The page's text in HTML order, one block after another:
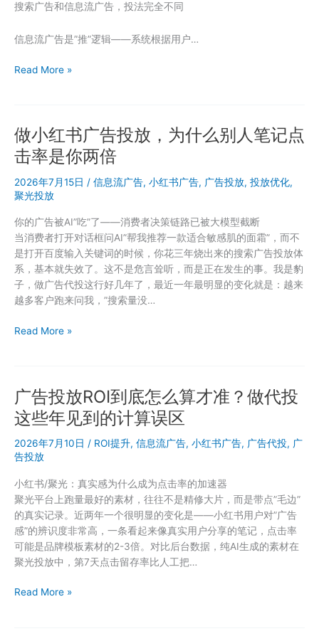
倒
真
转
搜索广告和信息流广告，投法完全不同
信息流广告是”推”逻辑——系统根据用户…
聚
广
告
出
价
策
新
计
划
怎
么
定
价
Read More »
做小红书广告投放，为什么别人笔记点
击率是你两倍
2026年7月15日 / 信息流广告, 小红书广告, 广告投放, 投放优化,
聚光投放
你的广告被AI”吃”了——消费者决策链路已被大模型截断
当消费者打开对话框问AI”帮我推荐一款适合敏感肌的面霜”，而不
是打开百度输入关键词的时候，你花三年烧出来的搜索广告投放体
系，基本就失效了。这不是危言耸听，而是正在发生的事。我是豹
子，做广告代投这行好几年了，最近一年最明显的变化就是：越来
越多客户跑来问我，”搜索量没…
做
广
告
投
放，
为
么
别
人
笔
记
点
率
Read More »
广告投放ROI到底怎么算才准？做代投
这些年见到的计算误区
2026年7月10日 / ROI提升, 信息流广告, 小红书广告, 广告代投, 广
告投放
小红书/聚光：真实感为什么成为点击率的加速器
聚光平台上跑量最好的素材，往往不是精修大片，而是带点”毛边”
的真实记录。近两年一个很明显的变化是——小红书用户对”广告
感”的辨识度非常高，一条看起来像真实用户分享的笔记，点击率
可能是品牌模板素材的2-3倍。对比后台数据，纯AI生成的素材在
聚光投放中，第7天点击留存率比人工把…
广
Read More »